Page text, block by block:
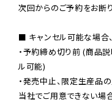
次回からのご予約をお断
■ キャンセル可能な場合
・予約締め切り前 (商品
ル可能)
・発売中止、限定生産品
当社でご用意できない場合